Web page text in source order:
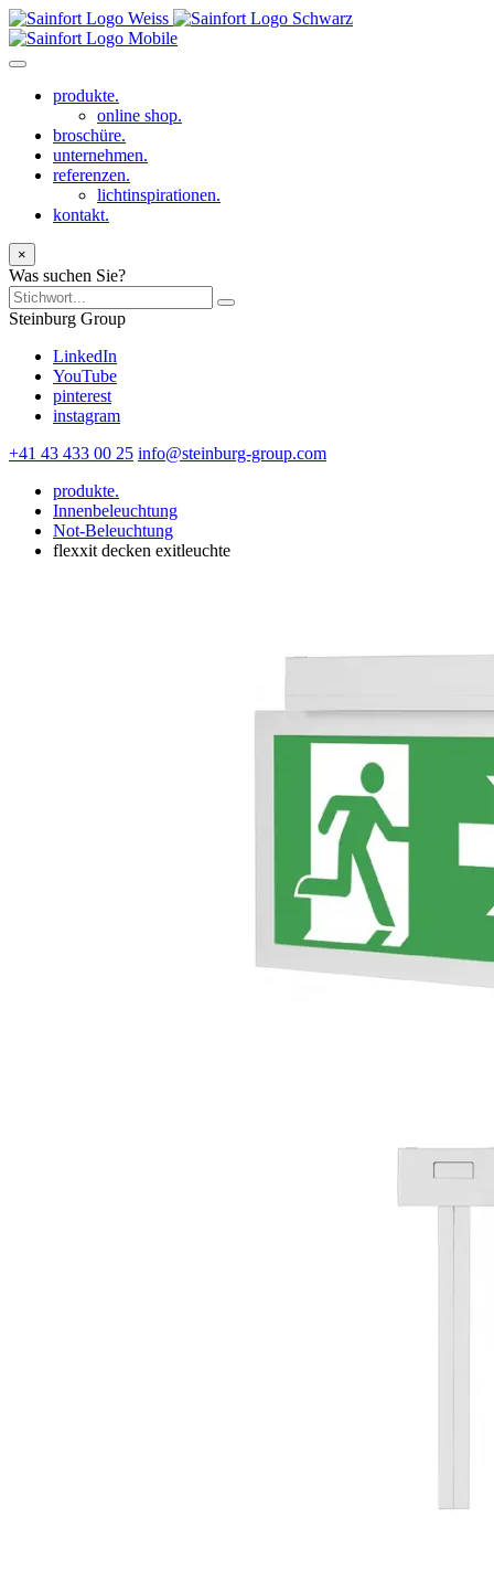
produkte.
online shop.
broschüre.
unternehmen.
referenzen.
lichtinspirationen.
kontakt.
×
Was suchen Sie?
Steinburg Group
LinkedIn
YouTube
pinterest
instagram
+41 43 433 00 25 info@steinburg-group.com
produkte.
Innenbeleuchtung
Not-Beleuchtung
flexxit decken exitleuchte